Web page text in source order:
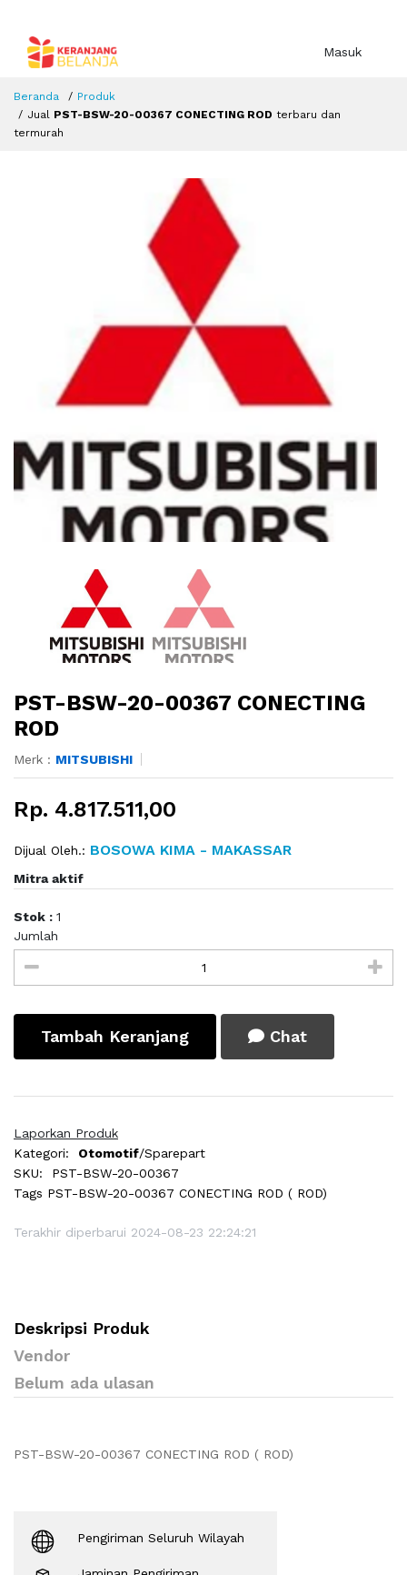
Masuk
Beranda
Produk
Jual PST-BSW-20-00367 CONECTING ROD terbaru dan
termurah
PST-BSW-20-00367 CONECTING
ROD
Merk : MITSUBISHI
Rp. 4.817.511,00
Dijual Oleh.: BOSOWA KIMA - MAKASSAR
Mitra aktif
Stok : 1
Jumlah
Tambah Keranjang Chat
Laporkan Produk
Kategori:
Otomotif/Sparepart
SKU:
PST-BSW-20-00367
Tags PST-BSW-20-00367 CONECTING ROD ( ROD)
Terakhir diperbarui 2024-08-23 22:24:21
Deskripsi Produk
Vendor
Belum ada ulasan
PST-BSW-20-00367 CONECTING ROD ( ROD)
Pengiriman Seluruh Wilayah